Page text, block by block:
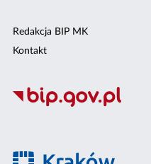
Redakcja BIP MK
Kontakt